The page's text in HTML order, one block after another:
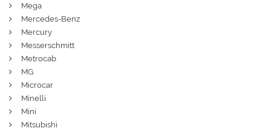
Mega
Mercedes-Benz
Mercury
Messerschmitt
Metrocab
MG
Microcar
Minelli
Mini
Mitsubishi